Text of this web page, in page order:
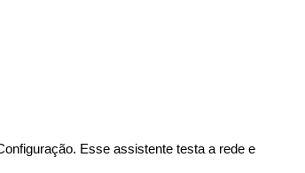
Esse assistente testa a rede e